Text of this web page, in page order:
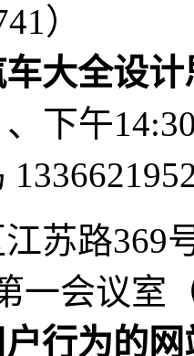
）
大全设
下午
江苏路
一会议室
行为的